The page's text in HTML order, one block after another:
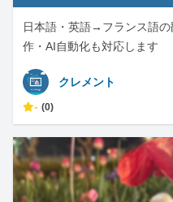
日本語・英語→フランス語
作・AI自動化も対応します
クレメント
- (0)